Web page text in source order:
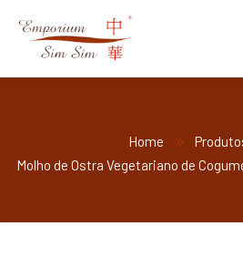
Home
Molho de Ostra Vegetariano de